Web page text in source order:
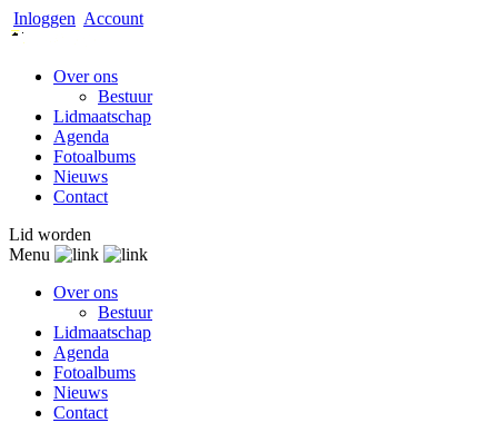
Inloggen Account
Over ons
Bestuur
Lidmaatschap
Agenda
Fotoalbums
Nieuws
Contact
Lid worden
Menu
Over ons
Bestuur
Lidmaatschap
Agenda
Fotoalbums
Nieuws
Contact